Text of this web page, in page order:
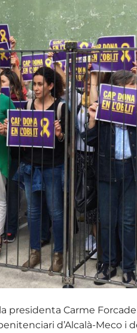
presidenta Carme
d’Alcalà-Meco i